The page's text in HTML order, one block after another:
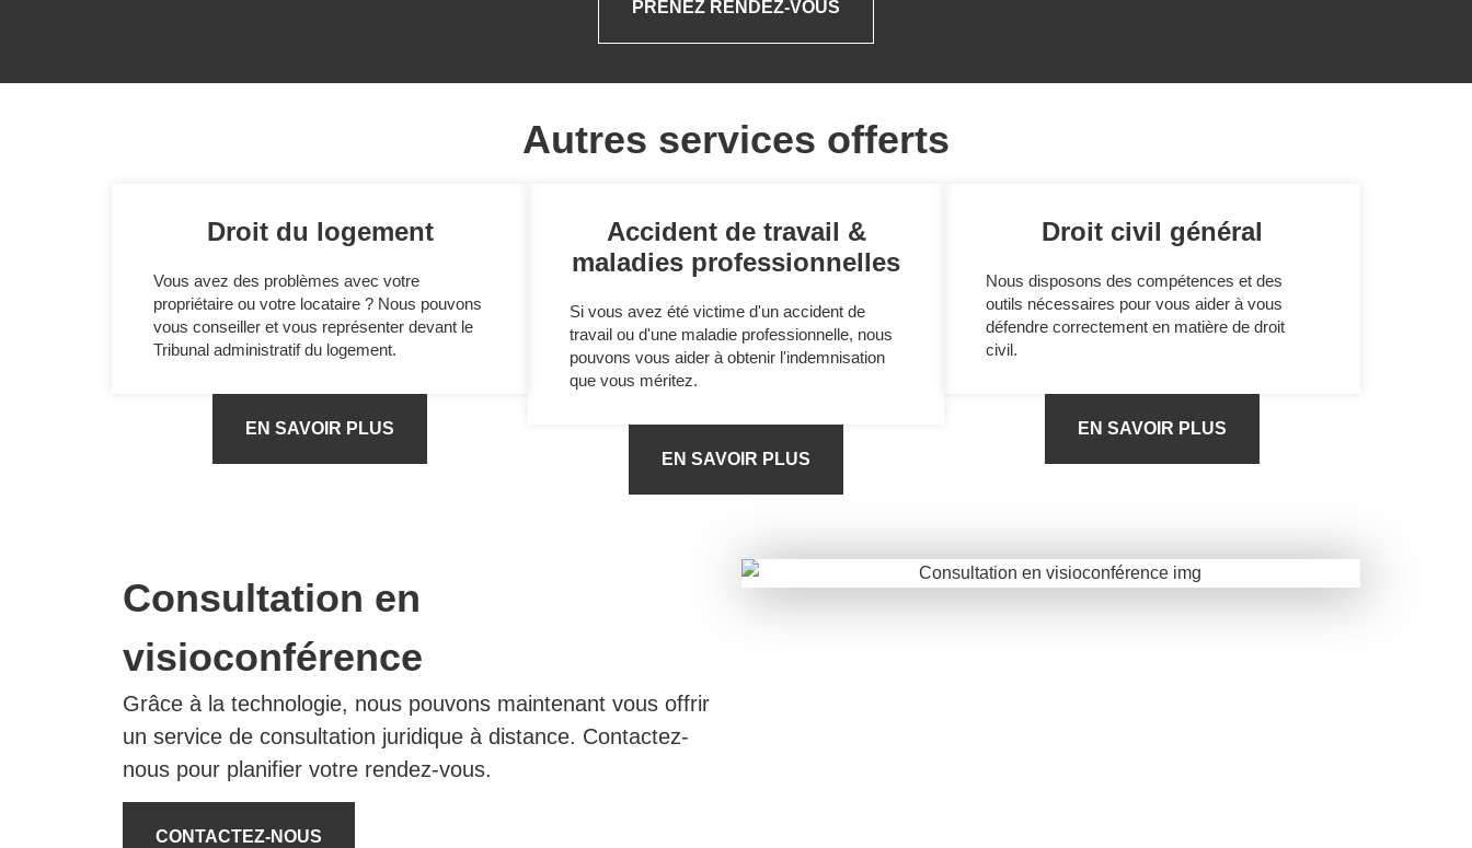
PRENEZ RENDEZ-VOUS
Autres services offerts
Droit du logement
Vous avez des problèmes avec votre
propriétaire ou votre locataire ? Nous pouvons
vous conseiller et vous représenter devant le
Tribunal administratif du logement.
EN SAVOIR PLUS
Accident de travail &
maladies professionnelles
Si vous avez été victime d'un accident de
travail ou d'une maladie professionnelle, nous
pouvons vous aider à obtenir l'indemnisation
que vous méritez.
EN SAVOIR PLUS
Droit civil général
Nous disposons des compétences et des
outils nécessaires pour vous aider à vous
défendre correctement en matière de droit
civil.
EN SAVOIR PLUS
Consultation en
visioconférence
Grâce à la technologie, nous pouvons maintenant vous offrir
un service de consultation juridique à distance. Contactez-
nous pour planifier votre rendez-vous.
CONTACTEZ-NOUS